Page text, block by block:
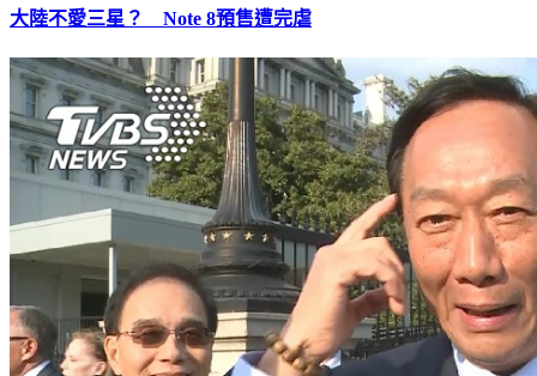
大陸不愛三星？ Note 8預售遭完虐